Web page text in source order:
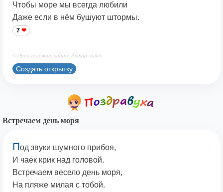
Чтобы море мы всегда любили
Даже если в нём бушуют штормы.
7
© Принадлежит сайту. Автор: ualer
Создать открытку
Встречаем день моря
Под звуки шумного прибоя,
И чаек крик над головой.
Встречаем весело день моря,
На пляже милая с тобой.